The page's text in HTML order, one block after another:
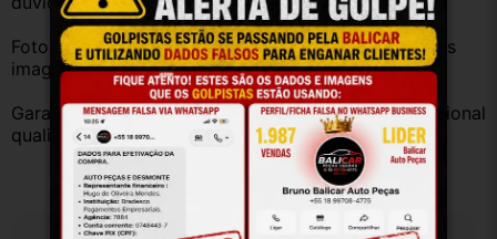
Fotos reais do produto. Peça exatamente igual à das
imagens.
Garantia válida somente com instalação por profissional
qualificado.